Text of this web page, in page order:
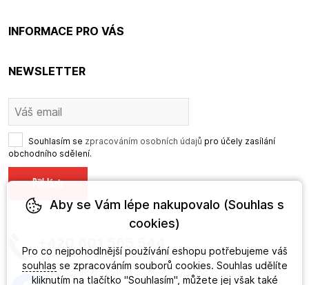
INFORMACE PRO VÁS
NEWSLETTER
Souhlasím se zpracováním osobních údajů pro účely zasílání
obchodního sdělení.
+420 601 565 544
Aby se Vám lépe nakupovalo (Souhlas s
cookies)
Pro co nejpohodlnější používání eshopu potřebujeme váš
souhlas se zpracováním souborů cookies. Souhlas udělíte
kliknutím na tlačítko "Souhlasím", můžete jej však také